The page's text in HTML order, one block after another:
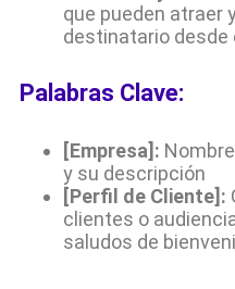
que pueden atraer
destinatario desde
Palabras Clave:
[Empresa]:
y su descripción
[Perfil de Cliente]:
clientes o
saludos de